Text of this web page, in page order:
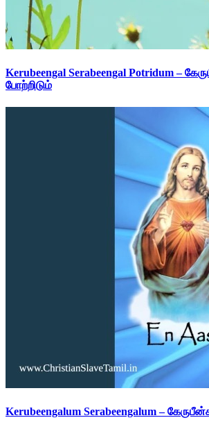
Kerubeengal Serabeengal Potridum –
போற்றிடும்
Kerubeengalum Serabeengalum –